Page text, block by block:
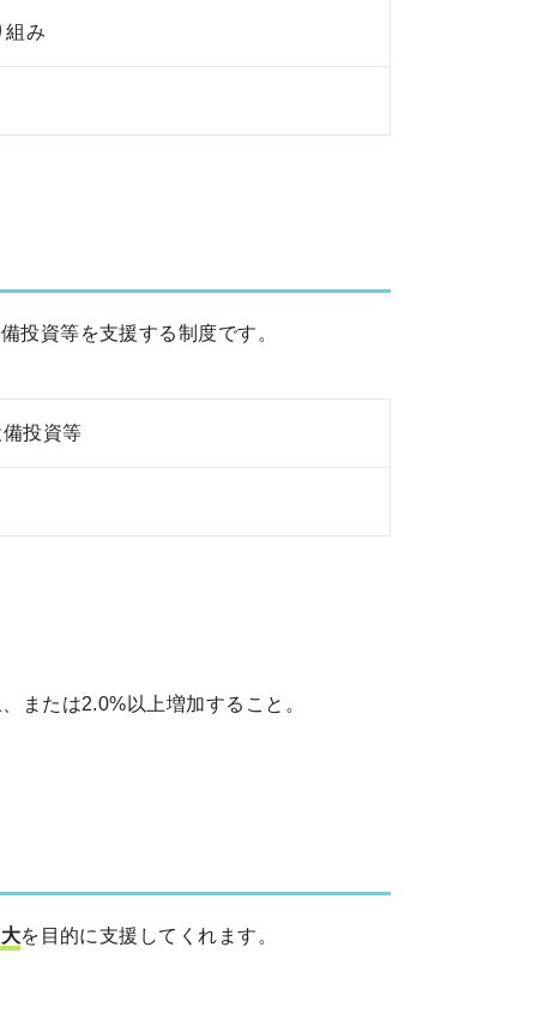
組み
投資等を支援する制度です。
投資等
または2.0%以上増加すること。
を目的に支援してくれます。